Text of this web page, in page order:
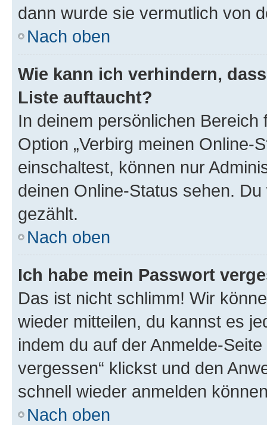
dann wurde sie vermutlich von
Nach oben
Wie kann ich verhindern,
Liste auftaucht?
In deinem persönlichen
Option „Verbirg meinen Online-
einschaltest, können nur
deinen Online-Status sehen.
gezählt.
Nach oben
Ich habe mein Passwort
Das ist nicht schlimm! Wir
wieder mitteilen, du kannst es
indem du auf der Anmelde-
vergessen“ klickst und den
schnell wieder anmelden
Nach oben